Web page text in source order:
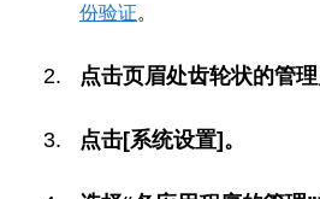
份验证。
点击页眉处齿轮状的管理
点击[系统设置]。